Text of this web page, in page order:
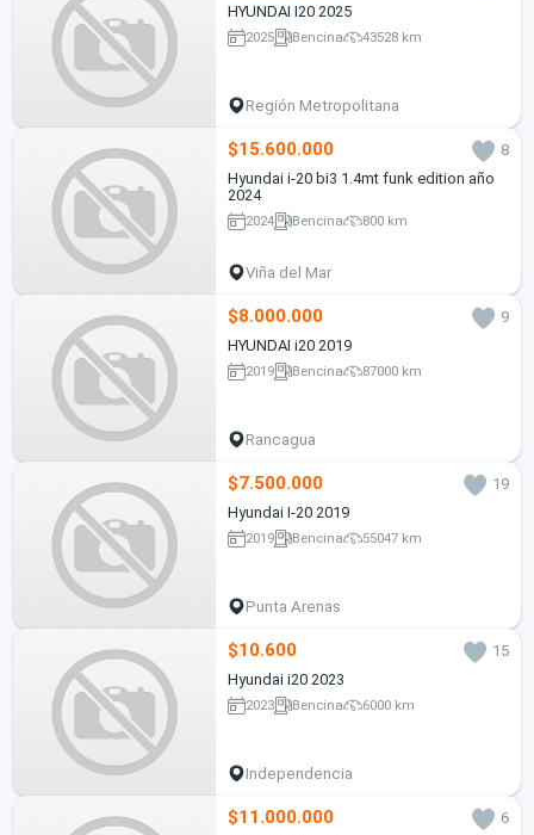
HYUNDAI I20 2025
2025 Bencina 43528 km
Región Metropolitana
$15.600.000
8
Hyundai i-20 bi3 1.4mt funk edition año
2024
2024 Bencina 800 km
Viña del Mar
$8.000.000
9
HYUNDAI i20 2019
2019 Bencina 87000 km
Rancagua
$7.500.000
19
Hyundai I-20 2019
2019 Bencina 55047 km
Punta Arenas
$10.600
15
Hyundai i20 2023
2023 Bencina 6000 km
Independencia
$11.000.000
6